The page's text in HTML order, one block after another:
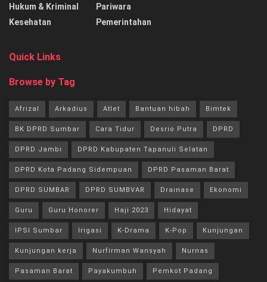
Hukum & Kriminal
Kesehatan
Pariwara
Pemerintahan
Quick Links
Browse by Tag
Afrizal Arkadius Atlet Bantuan hibah Bimtek
BK DPRD Sumbar Cara Tidur Desrio Putra DPRD
DPRD Jambi DPRD Kabupaten Tapanuli Selatan
DPRD Kota Padang Sidempuan DPRD Pasaman Barat
DPRD SUMBAR DPRD SUMBVAR Drainase Ekonomi
Guru Guru Honorer Haji 2023 Hidayat
IPSI Sumbar Irigasi K-Drama K-Pop Kunjungan
Kunjungan kerja Nurfirman Wansyah Nurnas
Pasaman Barat Payakumbuh Pemkot Padang